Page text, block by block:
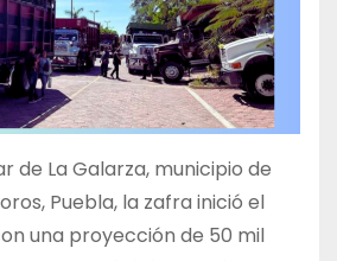
de La Galarza, municipio de
Puebla, la zafra inició el
una proyección de 50 mil